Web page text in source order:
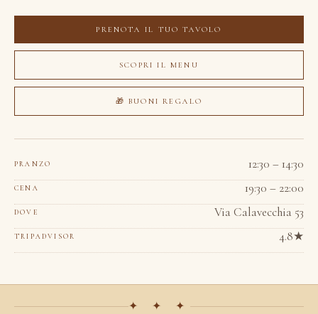
PRENOTA IL TUO TAVOLO
SCOPRI IL MENU
🎁 BUONI REGALO
PRANZO 12:30 – 14:30
CENA 19:30 – 22:00
DOVE Via Calavecchia 53
TRIPADVISOR 4.8★
✦ ✦ ✦